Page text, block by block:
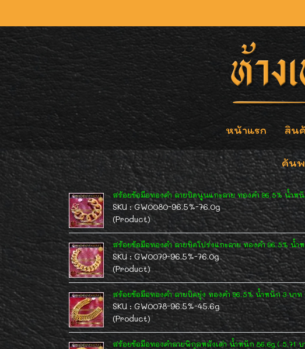
หน้าแรก สิน
ค้นพ
สร้อยข้อมือทองคำ ลายบิดนูนแกะลาย ทองคำ 96.5% น้ำห
SKU : GW0080-96.5%-76.0g
(Product)
สร้อยข้อมือทองคำ ลายบิดโปร่งแกะลาย ทองคำ 96.5% น้ำ
SKU : GW0079-96.5%-76.0g
(Product)
สร้อยข้อมือทองคำ ลายบิดยุ่ง ทองคำ 96.5% น้ำหนัก 3 บาท
SKU : GW0078-96.5%-45.6g
(Product)
สร้อยข้อมือทองคำลายพิกุลหลังเต่า น้ำหนัก 86.6g ( 5.71 บ